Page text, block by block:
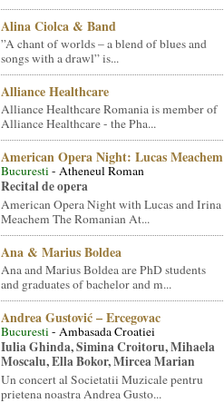
Alina Ciolca & Band
”A chant of worlds – a blend of blues and
songs with a drawl” is...
Alliance Healthcare
Alliance Healthcare Romania is member of
Alliance Healthcare - the Pha...
American Opera Night: Lucas Meachem
Bucuresti- Atheneul Roman
Recital de opera
American Opera Night with Lucas and Irina
Meachem The Romanian At...
Ana & Marius Boldea
Ana and Marius Boldea are PhD students
and graduates of bachelor and m...
Andrea Gustović – Ercegovac
Bucuresti- Ambasada Croatiei
Iulia Ghinda, Simina Croitoru, Mihaela
Moscalu, Ella Bokor, Mircea Marian
Un concert al Societatii Muzicale pentru
prietena noastra Andrea Gusto...